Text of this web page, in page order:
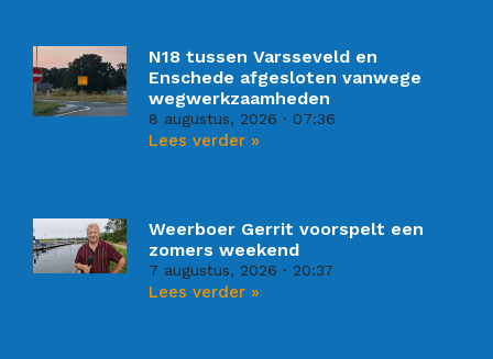
N18 tussen Varsseveld en
Enschede afgesloten vanwege
wegwerkzaamheden
8 augustus, 2026 07:36
Lees verder »
Weerboer Gerrit voorspelt een
zomers weekend
7 augustus, 2026 20:37
Lees verder »